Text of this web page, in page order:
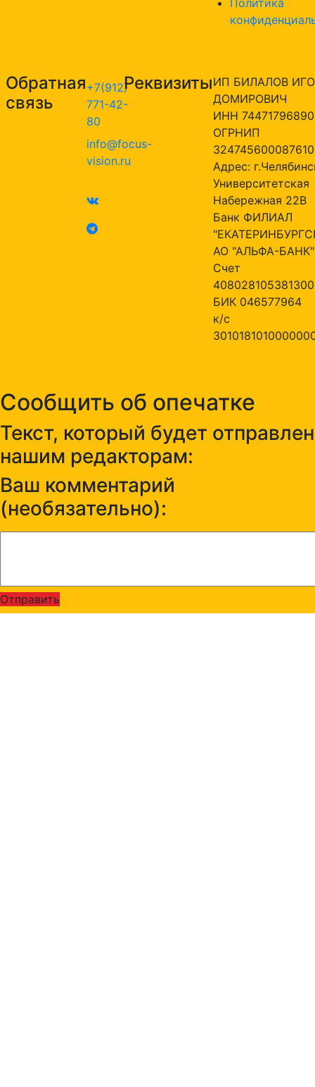
Политика
Обратная
связь
+7(912)
771-42-
80
info@focus-
vision.ru
РеквизитыИП БИЛАЛОВ
ДОМИРОВИЧ
ИНН
ОГРНИП
324745600087610
Адрес:
Университетская
Набережная 22В
Банк ФИЛИАЛ
АО "АЛЬФА-БАНК"
Счет
БИК 046577964
к/с
Сообщить об опечатке
Текст, который будет отправлен
нашим редакторам:
Ваш комментарий
(необязательно):
Отправить